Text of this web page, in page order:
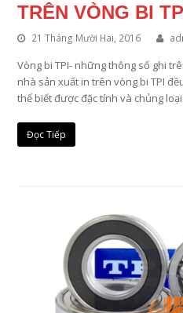
TRÊN VÒNG BI
21 Tháng Mười Hai, 2016
Vòng bi TPI- những thông số ghi
nhà sản xuất in trên vòng bi TPI
thể biết được đặc tính và chủng
Đọc Tiếp